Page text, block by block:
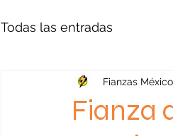
Todas las entradas
Fianza
Fianzas México